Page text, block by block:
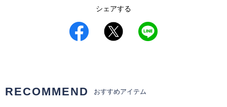
シェアする
RECOMMEND おすすめアイテム